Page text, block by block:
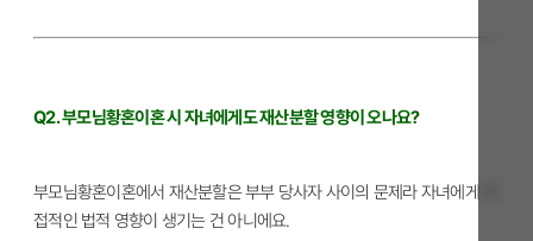
Q2. 부모님황혼이혼 시 자녀에게도 재산분할 영향이 오나요?
부모님황혼이혼에서 재산분할은 부부 당사자 사이의 문제라 자녀에게 직
접적인 법적 영향이 생기는 건 아니에요.